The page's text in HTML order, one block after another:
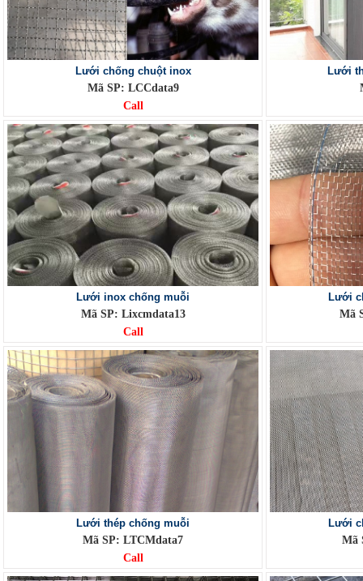
Lưới chống chuột inox
Mã SP: LCCdata9
Call
Lưới
Lưới inox chống muỗi
Mã SP: Lixcmdata13
Call
Lưới
Mã
Lưới thép chống muỗi
Mã SP: LTCMdata7
Call
Lưới
Mã